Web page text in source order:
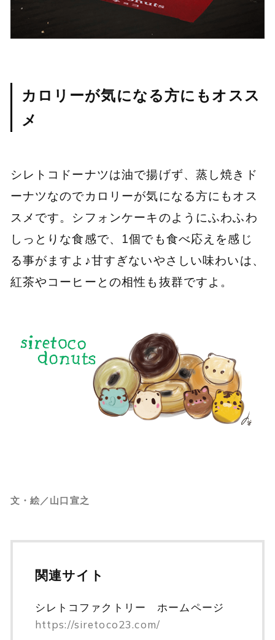
カロリーが気になる方にもオスス
メ
シレトコドーナツは油で揚げず、蒸し焼きド
ーナツなのでカロリーが気になる方にもオス
スメです。シフォンケーキのようにふわふわ
しっとりな食感で、1個でも食べ応えを感じ
る事がますよ♪甘すぎないやさしい味わいは、
紅茶やコーヒーとの相性も抜群ですよ。
文・絵／山口宣之
関連サイト
シレトコファクトリー ホームページ
https://siretoco23.com/